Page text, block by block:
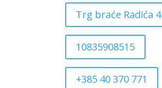
Trg braće Radića 4
10835908515
+385 40 370 771